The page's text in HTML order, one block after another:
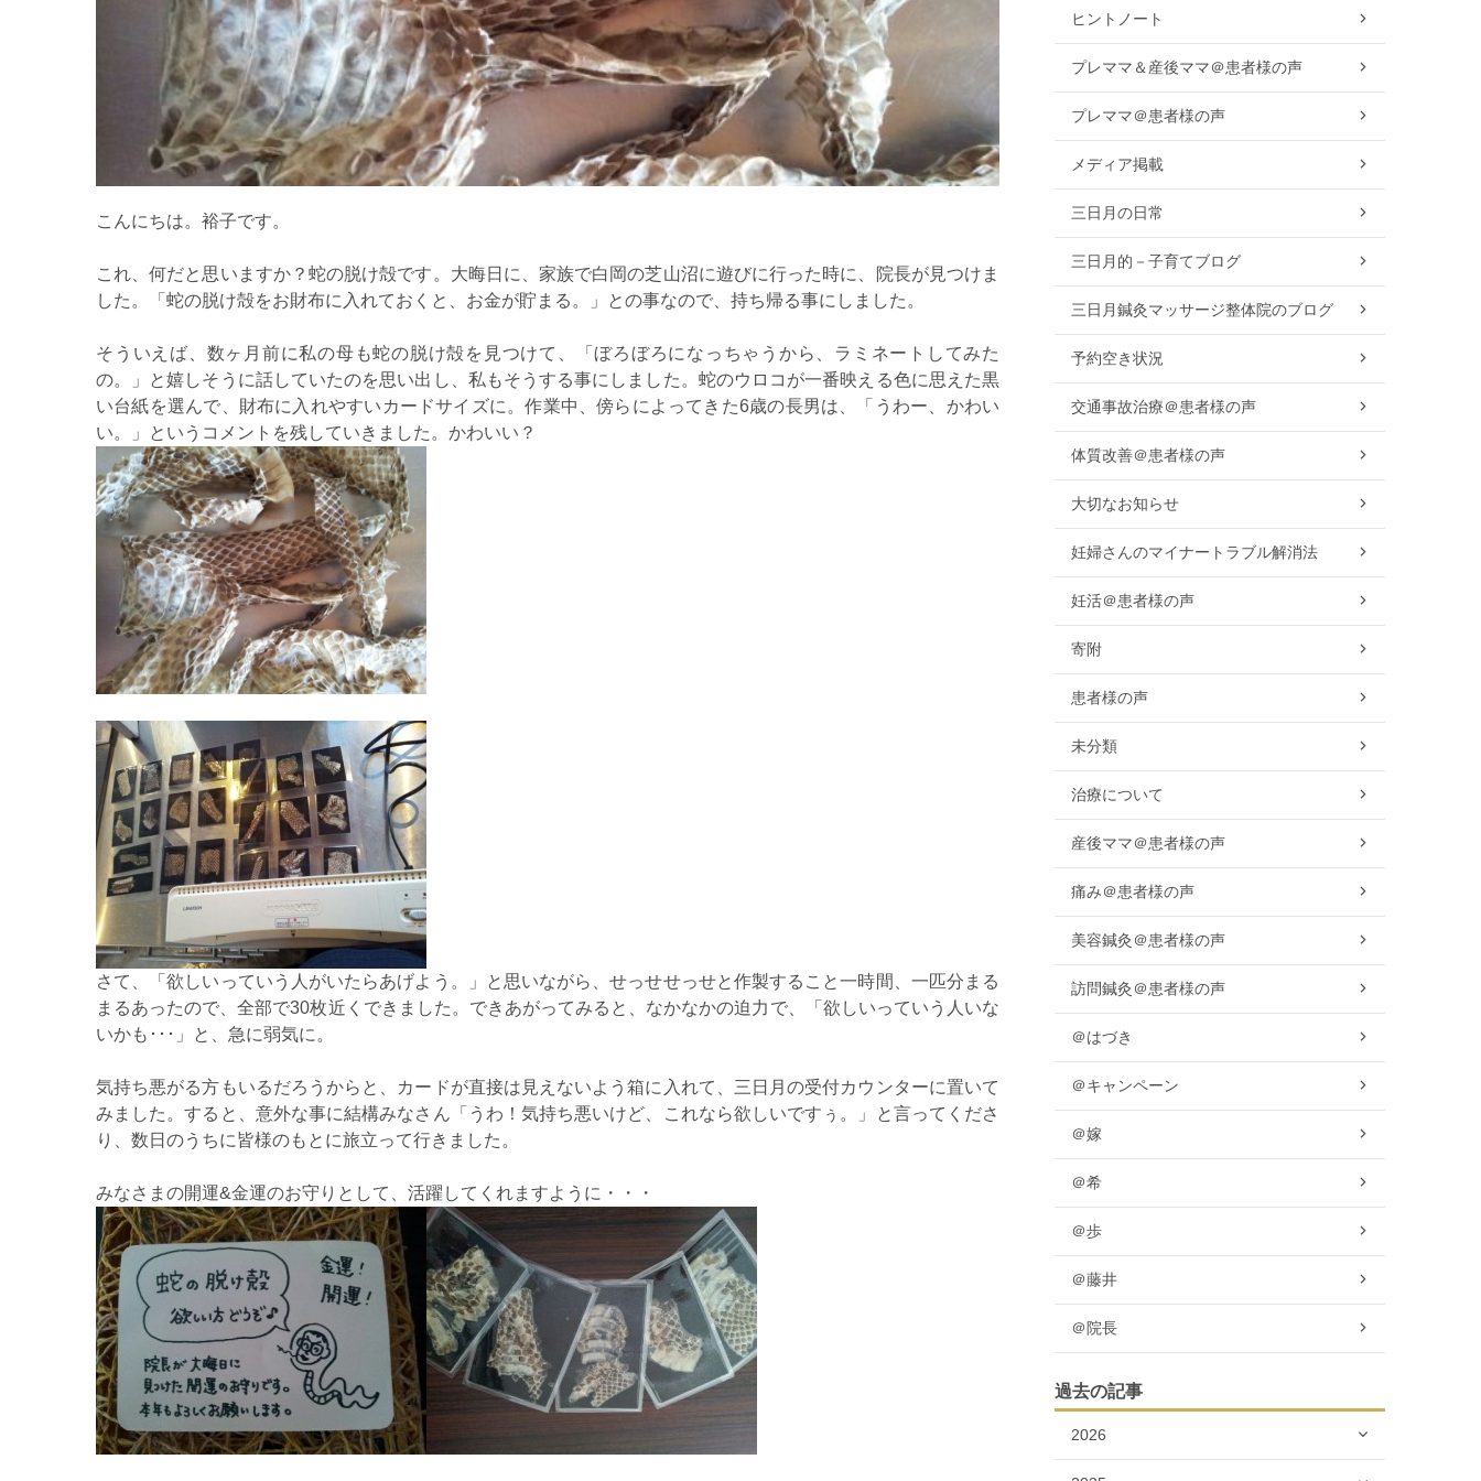
こんにちは。裕子です。
これ、何だと思いますか？蛇の脱け殻です。大晦日に、家族で白岡の芝山沼に遊びに行った時に、院長が見つけま
した。「蛇の脱け殻をお財布に入れておくと、お金が貯まる。」との事なので、持ち帰る事にしました。
そういえば、数ヶ月前に私の母も蛇の脱け殻を見つけて、「ぼろぼろになっちゃうから、ラミネートしてみた
の。」と嬉しそうに話していたのを思い出し、私もそうする事にしました。蛇のウロコが一番映える色に思えた黒
い台紙を選んで、財布に入れやすいカードサイズに。作業中、傍らによってきた6歳の長男は、「うわー、かわい
い。」というコメントを残していきました。かわいい？
さて、「欲しいっていう人がいたらあげよう。」と思いながら、せっせせっせと作製すること一時間、一匹分まる
まるあったので、全部で30枚近くできました。できあがってみると、なかなかの迫力で、「欲しいっていう人いな
いかも･･･」と、急に弱気に。
気持ち悪がる方もいるだろうからと、カードが直接は見えないよう箱に入れて、三日月の受付カウンターに置いて
みました。すると、意外な事に結構みなさん「うわ！気持ち悪いけど、これなら欲しいですぅ。」と言ってくださ
り、数日のうちに皆様のもとに旅立って行きました。
みなさまの開運&金運のお守りとして、活躍してくれますように・・・
ヒントノート
プレママ＆産後ママ＠患者様の声
プレママ＠患者様の声
メディア掲載
三日月の日常
三日月的－子育てブログ
三日月鍼灸マッサージ整体院のブログ
予約空き状況
交通事故治療＠患者様の声
体質改善＠患者様の声
大切なお知らせ
妊婦さんのマイナートラブル解消法
妊活＠患者様の声
寄附
患者様の声
未分類
治療について
産後ママ＠患者様の声
痛み＠患者様の声
美容鍼灸＠患者様の声
訪問鍼灸＠患者様の声
＠はづき
＠キャンペーン
＠嫁
＠希
＠歩
＠藤井
＠院長
過去の記事
2026